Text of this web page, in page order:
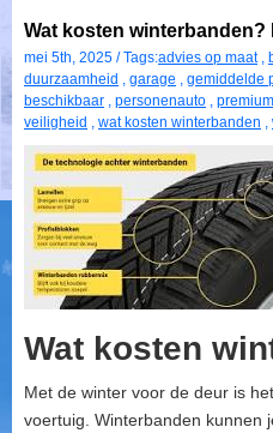
Wat kosten
mei 5th, 2025 / Tags:advies op maat,
duurzaamheid , garage , gemiddelde
beschikbaar , personenauto ,
veiligheid , wat kosten winterbanden ,
Wat kosten
Met de winter voor de deur is
voertuig. Winterbanden kunnen